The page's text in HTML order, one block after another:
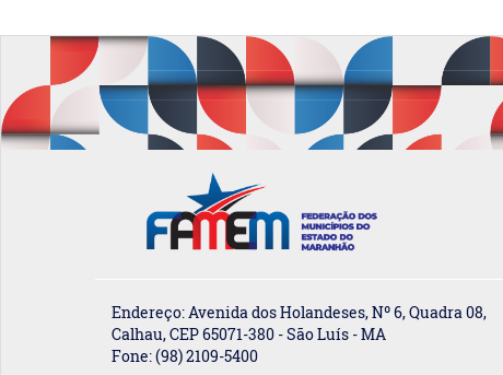
Endereço: Avenida dos Holandeses, Nº 6, Quadra 08,
Calhau, CEP 65071-380 - São Luís - MA
Fone: (98) 2109-5400